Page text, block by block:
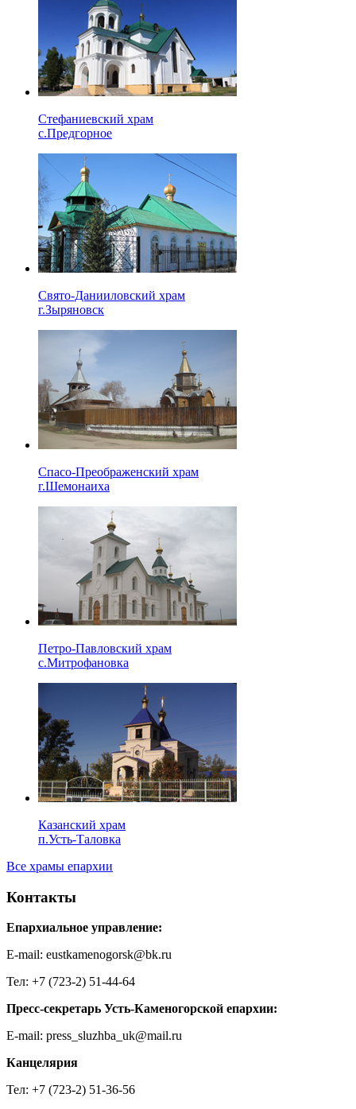
Стефаниевский храм
с.Предгорное
Свято-Данииловский храм
г.Зыряновск
Спасо-Преображенский храм
г.Шемонаиха
Петро-Павловский храм
с.Митрофановка
Казанский храм
п.Усть-Таловка
Все храмы епархии
Контакты
Епархиальное управление:
E-mail: eustkamenogorsk@bk.ru
Тел: +7 (723-2) 51-44-64
Пресс-секретарь Усть-Каменогорской епархии:
E-mail: press_sluzhba_uk@mail.ru
Канцелярия
Тел: +7 (723-2) 51-36-56